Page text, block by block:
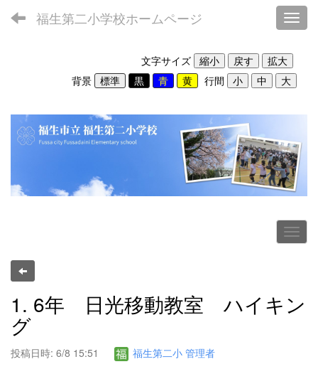
福生第二小学校ホームページ
文字サイズ
背景
行間
1. 6年 日光移動教室 ハイキン
グ
投稿日時: 6/8 15:51
福生第二小 管理者